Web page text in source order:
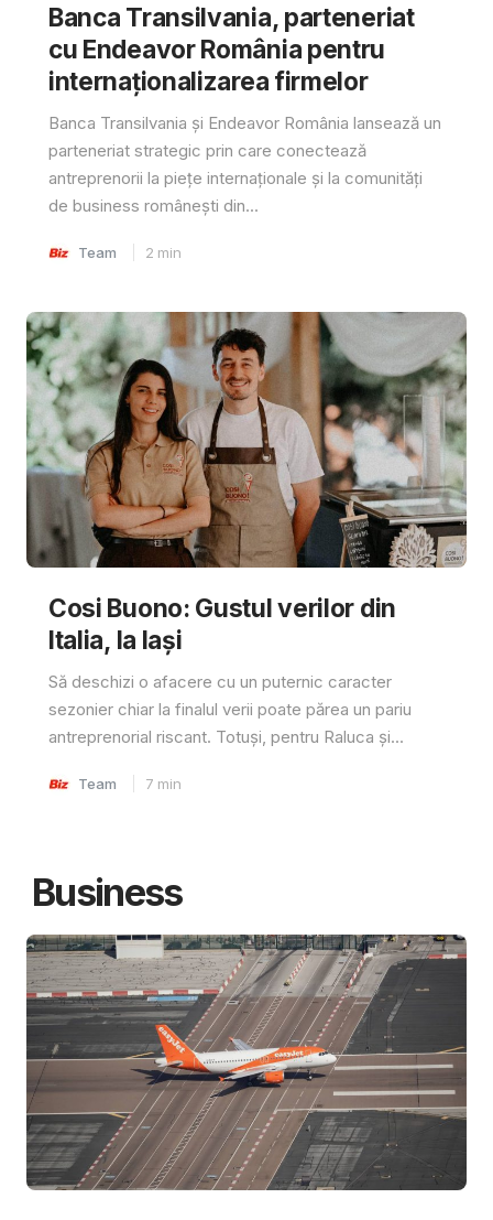
Banca Transilvania, parteneriat
cu Endeavor România pentru
internaționalizarea firmelor
Banca Transilvania și Endeavor România lansează un
parteneriat strategic prin care conectează
antreprenorii la piețe internaționale și la comunități
de business românești din...
Team 2 min
Cosi Buono: Gustul verilor din
Italia, la Iași
Să deschizi o afacere cu un puternic caracter
sezonier chiar la finalul verii poate părea un pariu
antreprenorial riscant. Totuși, pentru Raluca și...
Team 7 min
Business